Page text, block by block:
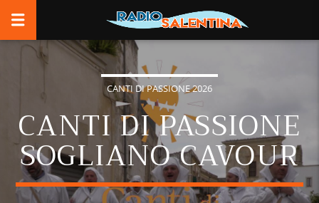
CANTI DI PASSIONE 2026
CANTI DI PASSIONE
SOGLIANO CAVOUR